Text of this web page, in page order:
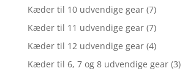
Kæder til 10 udvendige gear (7)
Kæder til 11 udvendige gear (7)
Kæder til 12 udvendige gear (4)
Kæder til 6, 7 og 8 udvendige gear (3)